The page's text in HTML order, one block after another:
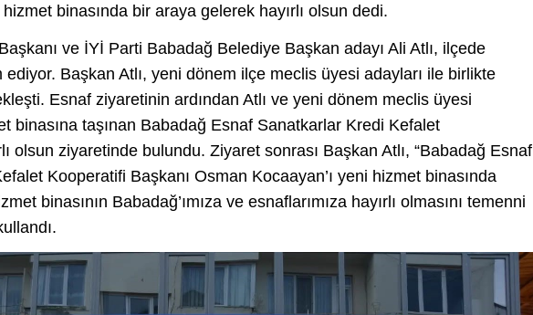
binasında bir araya gelerek hayırlı olsun dedi.
ve İYİ Parti Babadağ Belediye Başkan adayı Ali Atlı, ilçede
Başkan Atlı, yeni dönem ilçe meclis üyesi adayları ile birlikte
Esnaf ziyaretinin ardından Atlı ve yeni dönem meclis üyesi
binasına taşınan Babadağ Esnaf Sanatkarlar Kredi Kefalet
olsun ziyaretinde bulundu. Ziyaret sonrası Başkan Atlı, “Babadağ Esnaf
Kooperatifi Başkanı Osman Kocaayan’ı yeni hizmet binasında
binasının Babadağ’ımıza ve esnaflarımıza hayırlı olmasını temenni